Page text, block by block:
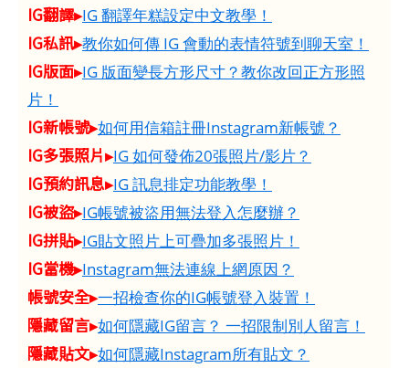
IG翻譯▸IG 翻譯年糕設定中文教學！
IG私訊▸教你如何傳 IG 會動的表情符號到聊天室！
IG版面▸IG 版面變長方形尺寸？教你改回正方形照
片！
IG新帳號▸如何用信箱註冊Instagram新帳號？
IG多張照片▸IG 如何發佈20張照片/影片？
IG預約訊息▸IG 訊息排定功能教學！
IG被盜▸IG帳號被盜用無法登入怎麼辦？
IG拼貼▸IG貼文照片上可疊加多張照片！
IG當機▸Instagram無法連線上網原因？
帳號安全▸一招檢查你的IG帳號登入裝置！
隱藏留言▸如何隱藏IG留言？ 一招限制別人留言！
隱藏貼文▸如何隱藏Instagram所有貼文？